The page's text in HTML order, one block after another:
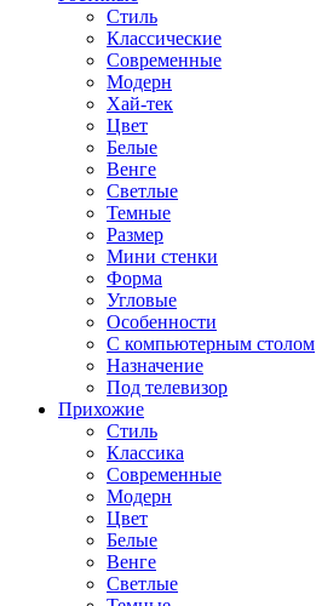
Стиль
Классические
Современные
Модерн
Хай-тек
Цвет
Белые
Венге
Светлые
Темные
Размер
Мини стенки
Форма
Угловые
Особенности
С компьютерным столом
Назначение
Под телевизор
Прихожие
Стиль
Классика
Современные
Модерн
Цвет
Белые
Венге
Светлые